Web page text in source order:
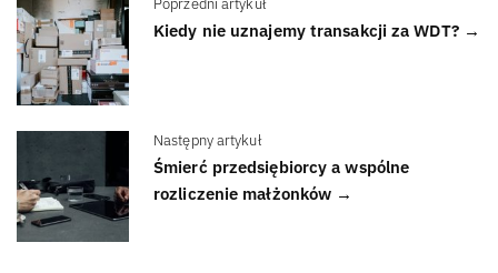
Kiedy nie uznajemy transakcji za WDT? →
Następny artykuł
Śmierć przedsiębiorcy a wspólne
rozliczenie małżonków →